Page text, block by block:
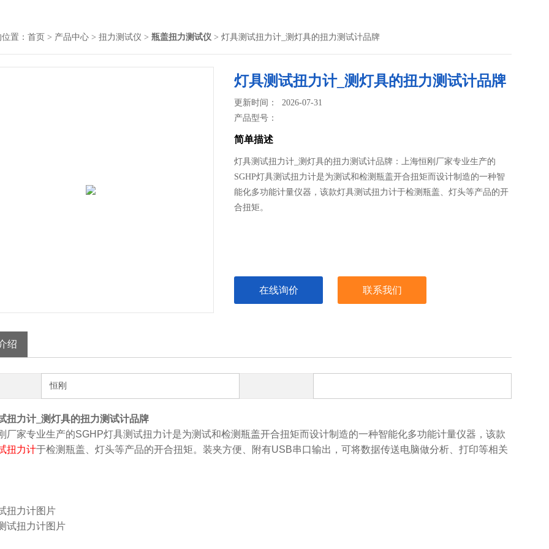
置： 首页 > 产品中心 > 扭力测试仪 > 瓶盖扭力测试仪 > 灯具测试扭力计_测灯具的扭力测试计品牌
灯具测试扭力计_测灯具的扭力测试计品牌
更新时间： 2026-07-31
产品型号：
简单描述
灯具测试扭力计_测灯具的扭力测试计品牌：上海恒刚厂家专业生产的
SGHP灯具测试扭力计是为测试和检测瓶盖开合扭矩而设计制造的一种智
能化多功能计量仪器，该款灯具测试扭力计于检测瓶盖、灯头等产品的开
合扭矩。
在线询价 联系我们
绍
恒刚
扭力计_测灯具的扭力测试计品牌
厂家专业生产的SGHP灯具测试扭力计是为测试和检测瓶盖开合扭矩而设计制造的一种智能化多功能计量仪器 ，该款
扭力计于检测瓶盖、灯头等产品的开合扭矩。装夹方便、附有USB串口输出，可将数据传送电脑做分析、打印等相关
扭力计图片